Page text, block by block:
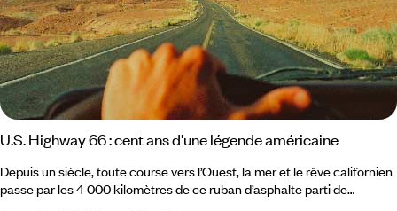
U.S. Highway 66 : cent ans d'une légende américaine
Depuis un siècle, toute course vers l’Ouest, la mer et le rêve californien
passe par les 4 000 kilomètres de ce ruban d’asphalte parti de